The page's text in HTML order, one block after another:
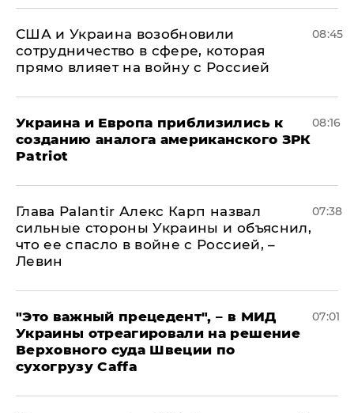
США и Украина возобновили
сотрудничество в сфере, которая
прямо влияет на войну с Россией
08:45
Украина и Европа приблизились к
созданию аналога американского ЗРК
Patriot
08:16
Глава Palantir Алекс Карп назвал
сильные стороны Украины и объяснил,
что ее спасло в войне с Россией, –
Левин
07:38
"Это важный прецедент", – в МИД
Украины отреагировали на решение
Верховного суда Швеции по
сухогрузу Caffa
07:01